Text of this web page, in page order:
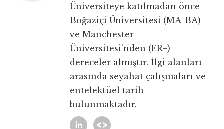
Üniversiteye katılmadan önce
Boğaziçi Üniversitesi (MA-BA)
ve Manchester
Üniversitesi'nden (ER+)
dereceler almıştır. İlgi alanları
arasında seyahat çalışmaları ve
entelektüel tarih
bulunmaktadır.